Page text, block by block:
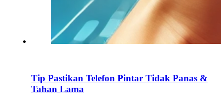
Tip Pastikan Telefon Pintar Tidak Panas &
Tahan Lama